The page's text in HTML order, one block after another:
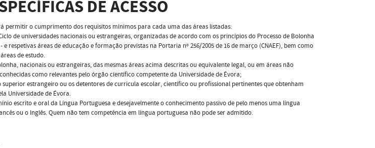
DE ACESSO
permitir o cumprimento dos requisitos mínimos para cada uma das áreas listadas:
de universidades nacionais ou estrangeiras, organizadas de acordo com os princípios do Processo de Bolonha
e respetivas áreas de educação e formação previstas na Portaria nº 256/2005 de 16 de março (CNAEF), bem como
de estudo.
nacionais ou estrangeiras, das mesmas áreas acima descritas ou equivalente legal, ou em áreas não
como relevantes pelo órgão científico competente da Universidade de Évora;
estrangeiro ou os detentores de curricula escolar, científico ou profissional pertinentes que obtenham
Universidade de Évora.
escrito e oral da Língua Portuguesa e desejavelmente o conhecimento passivo de pelo menos uma língua
ou o Inglês. Quem não tem competência em língua portuguesa não pode ser admitido.